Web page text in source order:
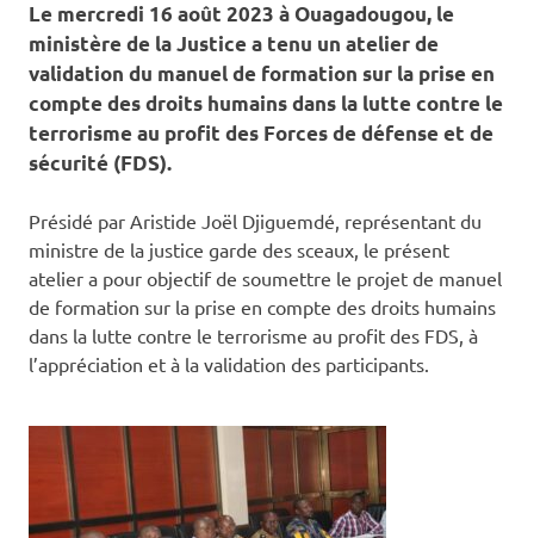
Le mercredi 16 août 2023 à Ouagadougou, le
ministère de la Justice a tenu un atelier de
validation du manuel de formation sur la prise en
compte des droits humains dans la lutte contre le
terrorisme au profit des Forces de défense et de
sécurité (FDS).
Présidé par Aristide Joël Djiguemdé, représentant du
ministre de la justice garde des sceaux, le présent
atelier a pour objectif de soumettre le projet de manuel
de formation sur la prise en compte des droits humains
dans la lutte contre le terrorisme au profit des FDS, à
l’appréciation et à la validation des participants.